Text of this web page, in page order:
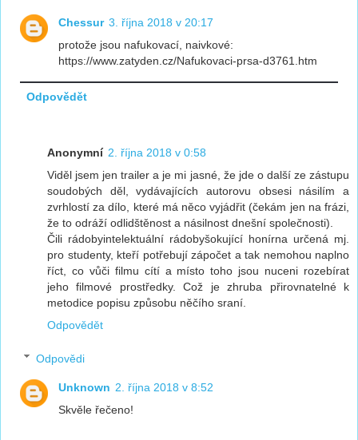
Chessur 3. října 2018 v 20:17
protože jsou nafukovací, naivkové:
https://www.zatyden.cz/Nafukovaci-prsa-d3761.htm
Odpovědět
Anonymní 2. října 2018 v 0:58
Viděl jsem jen trailer a je mi jasné, že jde o další ze zástupu
soudobých děl, vydávajících autorovu obsesi násilím a
zvrhlostí za dílo, které má něco vyjádřit (čekám jen na frázi,
že to odráží odlidštěnost a násilnost dnešní společnosti).
Čili rádobyintelektuální rádobyšokující honírna určená mj.
pro studenty, kteří potřebují zápočet a tak nemohou naplno
říct, co vůči filmu cítí a místo toho jsou nuceni rozebírat
jeho filmové prostředky. Což je zhruba přirovnatelné k
metodice popisu způsobu něčího sraní.
Odpovědět
Odpovědi
Unknown 2. října 2018 v 8:52
Skvěle řečeno!